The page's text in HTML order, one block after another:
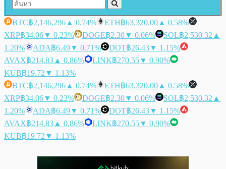
BTC฿2,146,296 ▲ 0.74% ETH฿63,320.00 ▲ 0.58%
XRP฿34.06▼ 0.23% DOGE฿2.30▼ 0.06% SOL฿2,530.32 ▲
1.20%
ADA฿6.49▼ 0.71% DOT฿26.43▼ 1.15%
AVAX฿214.83 ▲ 0.86% LINK฿270.55▼ 0.90%
KUB฿19.72 ▼ 1.13%
BTC฿2,146,296 ▲ 0.74% ETH฿63,320.00 ▲ 0.58%
XRP฿34.06▼ 0.23% DOGE฿2.30▼ 0.06% SOL฿2,530.32 ▲
1.20%
ADA฿6.49▼ 0.71% DOT฿26.43▼ 1.15%
AVAX฿214.83 ▲ 0.86% LINK฿270.55▼ 0.90%
KUB฿19.72 ▼ 1.13%